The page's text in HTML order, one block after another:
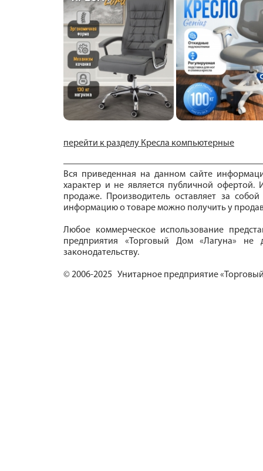
перейти к разделу Кресла компьютерные
Вся приведенная на данном сайте
характер и не является публичной офертой.
продаже. Производитель оставляет за
информацию о товаре можно получить у
Любое коммерческое использование
предприятия «Торговый Дом «Лагуна» не
законодательству.
© 2006-2025 Унитарное предприятие